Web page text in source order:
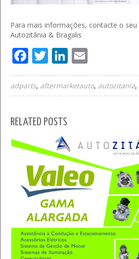
Para mais informações, contacte o seu
Autozitânia & Bragalis
Facebook
TwitterLinkedIn
adparts aftermarketauto autozitania
RELATED POSTS